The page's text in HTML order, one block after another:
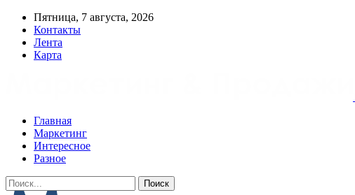
Пятница, 7 августа, 2026
Контакты
Лента
Карта
Главная
Маркетинг
Интересное
Разное